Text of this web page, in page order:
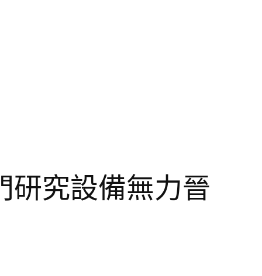
研究設備無力晉